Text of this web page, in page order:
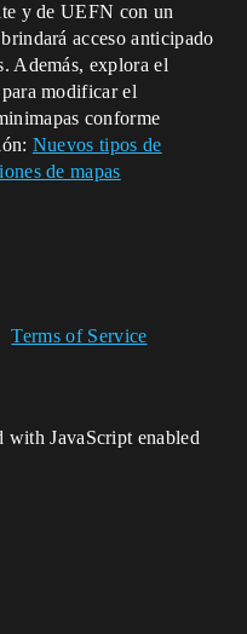
y de UEFN con un
acceso anticipado
Además, explora el
modificar el
conforme
Nuevos tipos de
de mapas
Terms of Service
with JavaScript enabled